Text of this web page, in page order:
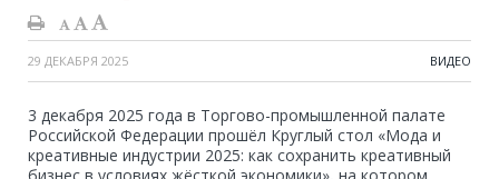
29 ДЕКАБРЯ 2025 ВИДЕО
3 декабря 2025 года в Торгово-промышленной палате
Российской Федерации прошёл Круглый стол «Мода и
креативные индустрии 2025: как сохранить креативный